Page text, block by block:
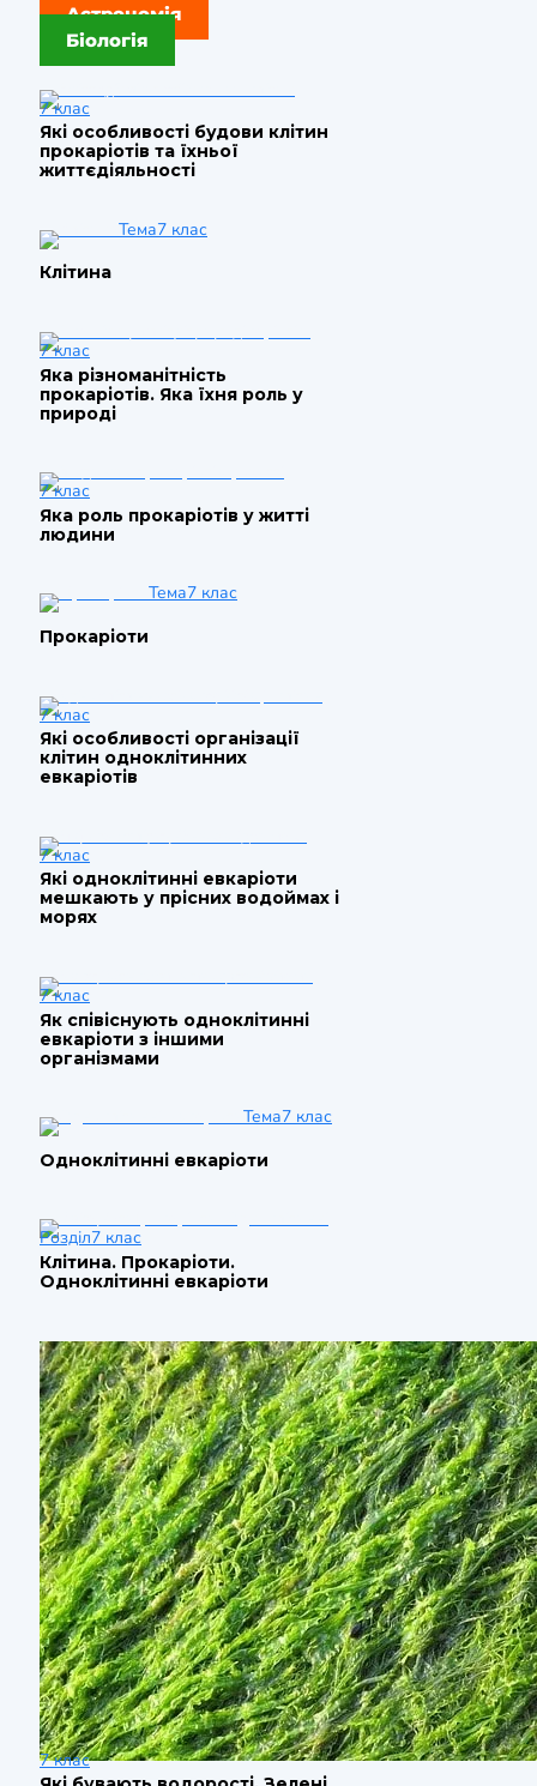
Астрономія
Біологія
7 клас
Які особливості будови клітин
прокаріотів та їхньої
життєдіяльності
Тема7 клас
Клітина
7 клас
Яка різноманітність
прокаріотів. Яка їхня роль у
природі
7 клас
Яка роль прокаріотів у житті
людини
Тема7 клас
Прокаріоти
7 клас
Які особливості організації
клітин одноклітинних
евкаріотів
7 клас
Які одноклітинні евкаріоти
мешкають у прісних водоймах і
морях
7 клас
Як співіснують одноклітинні
евкаріоти з іншими
організмами
Тема7 клас
Одноклітинні евкаріоти
Розділ7 клас
Клітина. Прокаріоти.
Одноклітинні евкаріоти
7 клас